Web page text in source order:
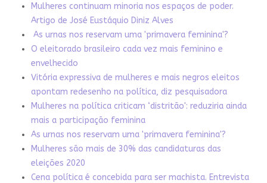
Mulheres continuam minoria nos espaços de poder.
Artigo de José Eustáquio Diniz Alves
As urnas nos reservam uma 'primavera feminina'?
O eleitorado brasileiro cada vez mais feminino e
envelhecido
Vitória expressiva de mulheres e mais negros eleitos
apontam redesenho na política, diz pesquisadora
Mulheres na política criticam ‘distritão': reduziria ainda
mais a participação feminina
As urnas nos reservam uma 'primavera feminina'?
Mulheres são mais de 30% das candidaturas das
eleições 2020
Cena política é concebida para ser machista. Entrevista